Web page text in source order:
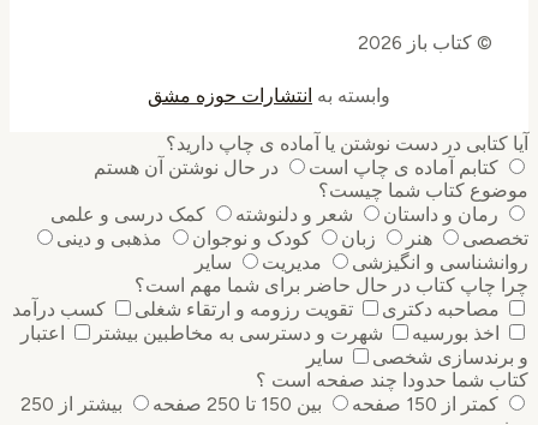
© کتاب باز 2026
وابسته به انتشارات حوزه مشق
آیا کتابی در دست نوشتن یا آماده ی چاپ دارید؟
کتابم آماده ی چاپ است
در حال نوشتن آن هستم
موضوع کتاب شما چیست؟
رمان و داستان
شعر و دلنوشته
کمک درسی و علمی
تخصصی
هنر زبان کودک و نوجوان
مذهبی و دینی
روانشناسی و انگیزشی
مدیریت
سایر
چرا چاپ کتاب در حال حاضر برای شما مهم است؟
مصاحبه دکتری
تقویت رزومه و ارتقاء شغلی
کسب درآمد
اخذ بورسیه
شهرت و دسترسی به مخاطبین بیشتر
اعتبار
و برندسازی شخصی
سایر
کتاب شما حدودا چند صفحه است ؟
کمتر از 150 صفحه
بین 150 تا 250 صفحه
بیشتر از 250